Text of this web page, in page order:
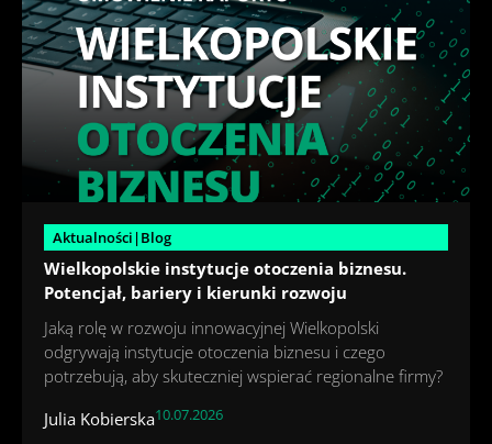
Aktualności|Blog
Wielkopolskie instytucje otoczenia biznesu.
Potencjał, bariery i kierunki rozwoju
Jaką rolę w rozwoju innowacyjnej Wielkopolski
odgrywają instytucje otoczenia biznesu i czego
potrzebują, aby skuteczniej wspierać regionalne firmy?
Julia Kobierska10.07.2026